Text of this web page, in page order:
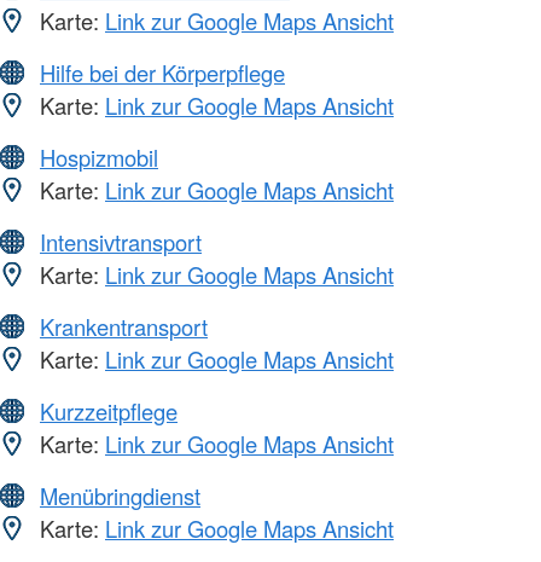
Karte: Link zur Google Maps Ansicht
Hilfe bei der Körperpflege
Karte: Link zur Google Maps Ansicht
Hospizmobil
Karte: Link zur Google Maps Ansicht
Intensivtransport
Karte: Link zur Google Maps Ansicht
Krankentransport
Karte: Link zur Google Maps Ansicht
Kurzzeitpflege
Karte: Link zur Google Maps Ansicht
Menübringdienst
Karte: Link zur Google Maps Ansicht